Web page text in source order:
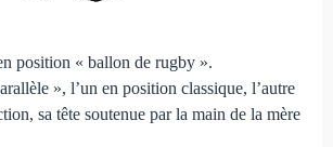
position « ballon de rugby ».
», l’un en position classique, l’autre
sa tête soutenue par la main de la mère